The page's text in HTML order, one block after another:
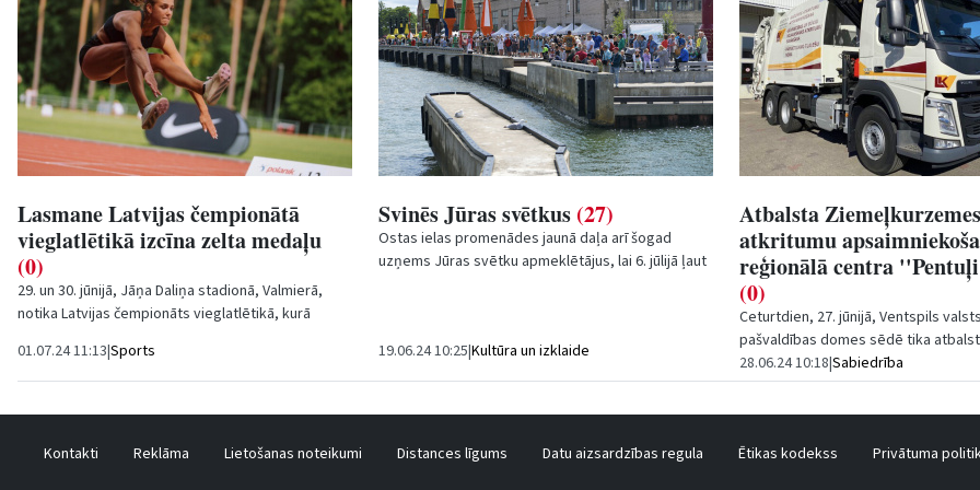
Lasmane Latvijas čempionātā
vieglatlētikā izcīna zelta medaļu
(0)
29. un 30. jūnijā, Jāņa Daliņa stadionā, Valmierā,
notika Latvijas čempionāts vieglatlētikā, kurā
01.07.24 11:13|Sports
Svinēs Jūras svētkus (27)
Ostas ielas promenādes jaunā daļa arī šogad
uzņems Jūras svētku apmeklētājus, lai 6. jūlijā ļaut
19.06.24 10:25|Kultūra un izklaide
Atbalsta Ziemeļkurzemes
atkritumu
reģionālā centra
(0)
Ceturtdien, 27. jūnijā, Ventspils
pašvaldības domes sēdē tika
Ziemeļkurzemes atkritumu
reģionālā...
28.06.24 10:18|Sabiedrība
Kontakti Reklāma Lietošanas noteikumi Distances līgums Datu aizsardzības regula Ētikas kodekss Privātuma